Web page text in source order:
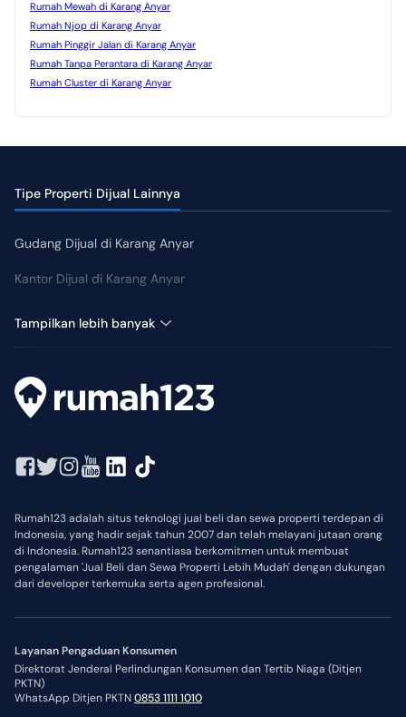
Rumah Mewah di Karang Anyar
Rumah Njop di Karang Anyar
Rumah Pinggir Jalan di Karang Anyar
Rumah Tanpa Perantara di Karang Anyar
Rumah Cluster di Karang Anyar
Tipe Properti Dijual Lainnya
Gudang Dijual di Karang Anyar
Kantor Dijual di Karang Anyar
Tampilkan lebih banyak
Rumah123 adalah situs teknologi jual beli dan sewa properti terdepan di
Indonesia, yang hadir sejak tahun 2007 dan telah melayani jutaan orang
di Indonesia. Rumah123 senantiasa berkomitmen untuk membuat
pengalaman 'Jual Beli dan Sewa Properti Lebih Mudah' dengan dukungan
dari developer terkemuka serta agen profesional.
Layanan Pengaduan Konsumen
Direktorat Jenderal Perlindungan Konsumen dan Tertib Niaga (Ditjen
PKTN)
WhatsApp Ditjen PKTN0853 1111 1010